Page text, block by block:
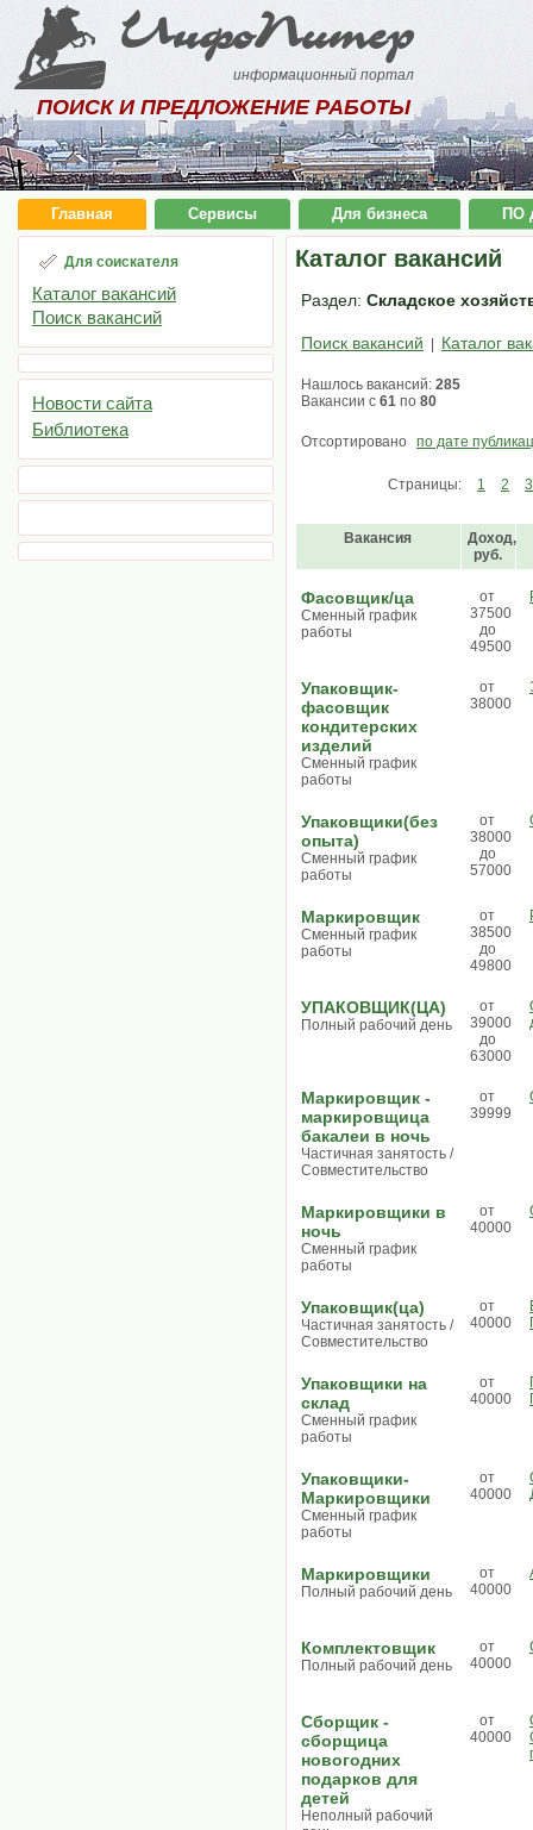
ИнфоПитер
информационный портал
ПОИСК И ПРЕДЛОЖЕНИЕ РАБОТЫ
Главная Сервисы Для бизнеса ПО
Для соискателя
Каталог вакансий
Поиск вакансий
Новости сайта
Библиотека
Каталог вакансий
Раздел: Складское
Поиск вакансий Каталог
Нашлось вакансий: 285
Вакансии с 61 по 80
Отсортировано по дате
Страницы: 1 2 3
Вакансия
Доход,
руб.
Фасовщик/ца
Сменный график
работы
от
37500
до
49500
Упаковщик-
фасовщик
кондитерских
изделий
Сменный график
работы
от
38000
Упаковщики(без
опыта)
Сменный график
работы
от
38000
до
57000
Маркировщик
Сменный график
работы
от
38500
до
49800
УПАКОВЩИК(ЦА)
Полный рабочий день
от
39000
до
63000
Маркировщик -
маркировщица
бакалеи в ночь
Частичная занятость /
Совместительство
от
39999
Маркировщики в
ночь
Сменный график
работы
от
40000
Упаковщик(ца)
Частичная занятость /
Совместительство
от
40000
Упаковщики на
склад
Сменный график
работы
от
40000
Упаковщики-
Маркировщики
Сменный график
работы
от
40000
Маркировщики
Полный рабочий день
от
40000
Комплектовщик
Полный рабочий день
от
40000
Сборщик -
сборщица
новогодних
подарков для
детей
Неполный рабочий
от
40000